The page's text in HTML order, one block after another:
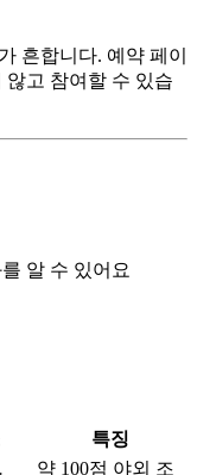
흔합니다. 예약 페이
고 참여할 수 있습
알 수 있어요
특징
약 100점 야외 조